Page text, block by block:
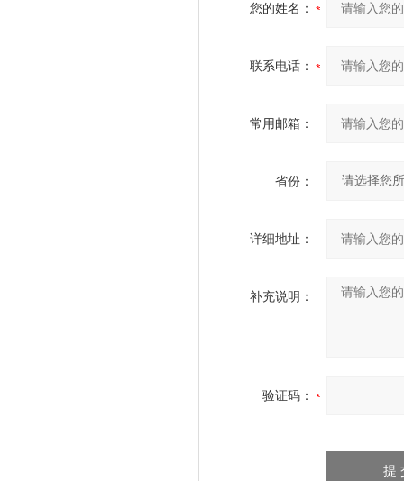
您的姓名：
联系电话：
常用邮箱：
省份：
详细地址：
补充说明：
验证码：